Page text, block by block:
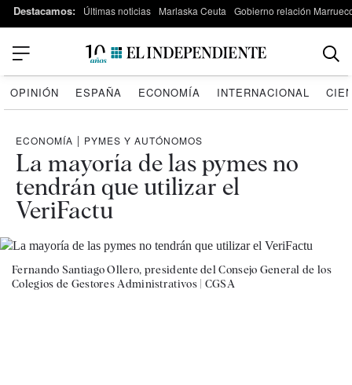
Destacamos: Últimas noticias Marlaska Ceuta Gobierno relación
OPINIÓN ESPAÑA ECONOMÍA INTERNACIONAL
ECONOMÍA | PYMES Y AUTÓNOMOS
La mayoría de las pymes no
tendrán que utilizar el
VeriFactu
Fernando Santiago Ollero, presidente del Consejo General de los
Colegios de Gestores Administrativos | CGSA